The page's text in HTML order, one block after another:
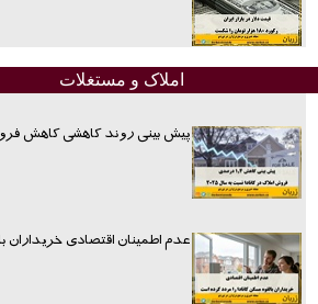
املاک و مستغلات
پیش بینی روند کاهشی کاهش
عدم اطمینان اقتصادی خریداران